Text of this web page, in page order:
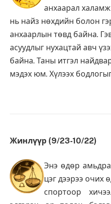
анхаарал
нь найз нөхдийн болон
анхаарлын төвд байна.
асуудлыг нухацтай авч
байна. Таны итгэл
мэдэх юм. Хүлээх
Жинлүүр (9/23-10/22)
Энэ өдөр
цэг дээрээ очих
спортоор